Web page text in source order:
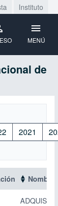
Instituto
MENÚ
de
2021
Nombre